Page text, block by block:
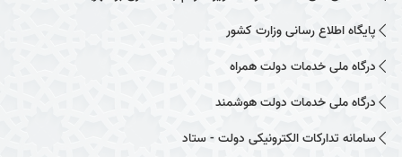
پایگاه اطلاع رسانی وزارت کشور
درگاه ملی خدمات دولت همراه
درگاه ملی خدمات دولت هوشمند
سامانه تدارکات الکترونیکی دولت - ستاد